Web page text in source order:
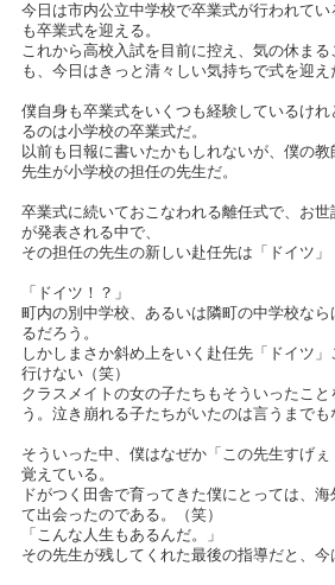
今日は市内公立中学校で卒業式が行われて
も卒業式を迎える。
これから高校入試を目前に控え、気の休ま
も、今日はきっと清々しい気持ちで式を迎え
僕自身も卒業式をいくつも経験しているけ
るのは小学校の卒業式だ。
以前も日報に書いたかもしれないが、僕の
先生が小学校の担任の先生だ。
卒業式に続いておこなわれる離任式で、お
が発表される中で、
その担任の先生の新しい赴任先は「ドイツ」
「ドイツ！？」
町内の別中学校、あるいは隣町の中学校なら
るだろう。
しかしまさか斜め上をいく赴任先「ドイツ
行けない（笑）
クラスメイトの女の子たちもそういったこ
う。泣き崩れる子たちがいたのは言うまでも
そういった中、僕はなぜか「この先生すげ
覚えている。
ドがつく田舎で育ってきた僕にとっては、
て出会ったのである。（笑）
「こんな人生もあるんだ。」
その先生が残してくれた最後の指導だと、今